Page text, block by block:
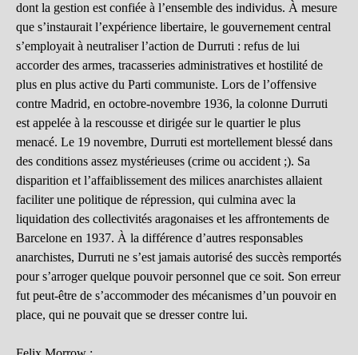
dont la gestion est confiée à l’ensemble des individus. À mesure
que s’instaurait l’expérience libertaire, le gouvernement central
s’employait à neutraliser l’action de Durruti : refus de lui
accorder des armes, tracasseries administratives et hostilité de
plus en plus active du Parti communiste. Lors de l’offensive
contre Madrid, en octobre-novembre 1936, la colonne Durruti
est appelée à la rescousse et dirigée sur le quartier le plus
menacé. Le 19 novembre, Durruti est mortellement blessé dans
des conditions assez mystérieuses (crime ou accident ;). Sa
disparition et l’affaiblissement des milices anarchistes allaient
faciliter une politique de répression, qui culmina avec la
liquidation des collectivités aragonaises et les affrontements de
Barcelone en 1937. À la différence d’autres responsables
anarchistes, Durruti ne s’est jamais autorisé des succès remportés
pour s’arroger quelque pouvoir personnel que ce soit. Son erreur
fut peut-être de s’accommoder des mécanismes d’un pouvoir en
place, qui ne pouvait que se dresser contre lui.